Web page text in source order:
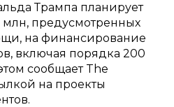
Трампа планирует
млн, предусмотренных
на финансирование
включая порядка 200
сообщает The
на проекты